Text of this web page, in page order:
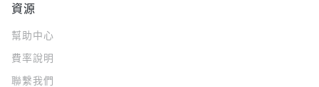
資源
幫助中心
費率說明
聯繫我們